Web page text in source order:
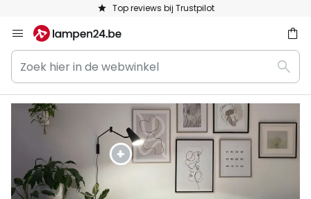
Keuze uit 50.000 lampen
naar
de
inhoud
Zoek
hier
in
webwinkel